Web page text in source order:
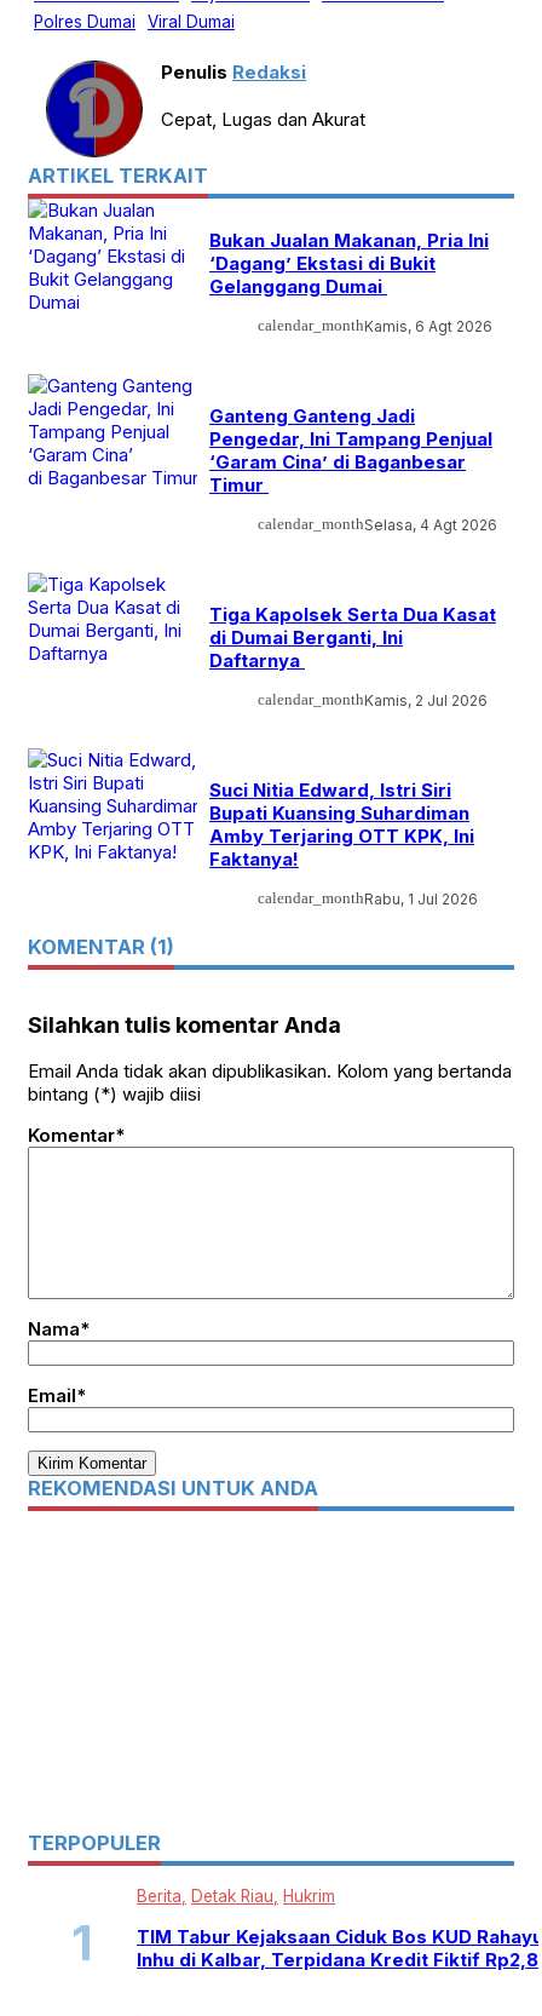
Polres Dumai
Viral Dumai
Penulis Redaksi
Cepat, Lugas dan Akurat
ARTIKEL TERKAIT
Bukan Jualan Makanan, Pria Ini
‘Dagang’ Ekstasi di Bukit
Gelanggang Dumai
calendar_monthKamis, 6 Agt 2026
Ganteng Ganteng Jadi
Pengedar, Ini Tampang Penjual
‘Garam Cina’ di Baganbesar
Timur
calendar_monthSelasa, 4 Agt 2026
Tiga Kapolsek Serta Dua Kasat
di Dumai Berganti, Ini
Daftarnya
calendar_monthKamis, 2 Jul 2026
Suci Nitia Edward, Istri Siri
Bupati Kuansing Suhardiman
Amby Terjaring OTT KPK, Ini
Faktanya!
calendar_monthRabu, 1 Jul 2026
KOMENTAR (1)
Silahkan tulis komentar Anda
Email Anda tidak akan dipublikasikan. Kolom yang bertanda
bintang (*) wajib diisi
Komentar*
Nama*
Email*
REKOMENDASI UNTUK ANDA
TERPOPULER
Berita Detak Riau Hukrim
TIM Tabur Kejaksaan Ciduk Bos KUD
Inhu di Kalbar, Terpidana Kredit Fiktif Rp2,8